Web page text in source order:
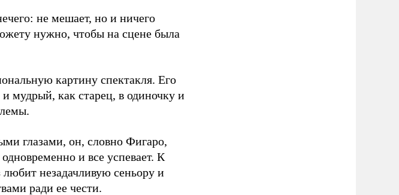
не мешает, но и ничего
нужно, чтобы на сцене была
картину спектакля. Его
мудрый, как старец, в одиночку и
глазами, он, словно Фигаро,
и все успевает. К
незадачливую сеньору и
ради ее чести.